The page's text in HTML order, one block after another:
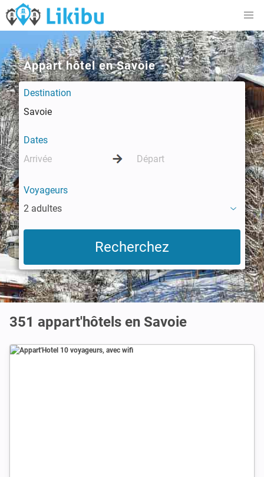
Appart hôtel en Savoie
Destination
Dates
Voyageurs
2 adultes
351 appart'hôtels en Savoie